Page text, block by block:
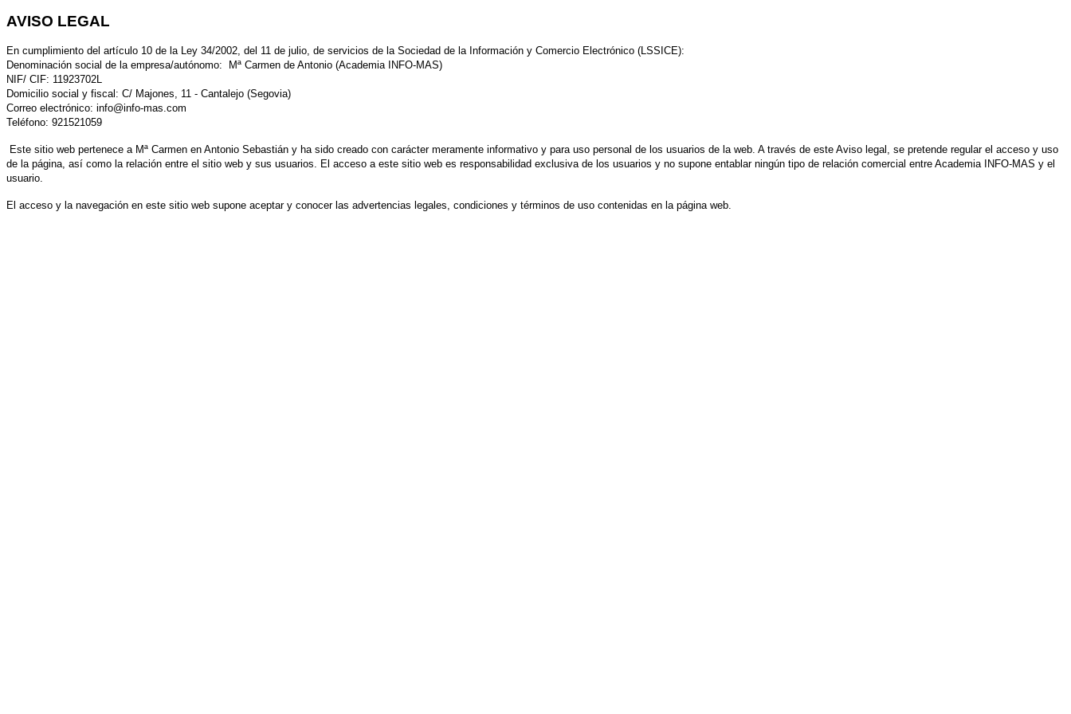
AVISO LEGAL
En cumplimiento del artículo 10 de la Ley 34/2002, del 11 de julio, de servicios de la Sociedad de la Información y Comercio Electrónico (LSSICE):
Denominación social de la empresa/autónomo: Mª Carmen de Antonio (Academia INFO-MAS)
NIF/ CIF: 11923702L
Domicilio social y fiscal: C/ Majones, 11 - Cantalejo (Segovia)
Correo electrónico: info@info-mas.com
Teléfono: 921521059
Este sitio web pertenece a Mª Carmen en Antonio Sebastián y ha sido creado con carácter meramente informativo y para uso personal de los usuarios de la web. A través de este Aviso legal, se pretende regular el acceso y uso
de la página, así como la relación entre el sitio web y sus usuarios. El acceso a este sitio web es responsabilidad exclusiva de los usuarios y no supone entablar ningún tipo de relación comercial entre Academia INFO-MAS y el
usuario.
El acceso y la navegación en este sitio web supone aceptar y conocer las advertencias legales, condiciones y términos de uso contenidas en la página web.